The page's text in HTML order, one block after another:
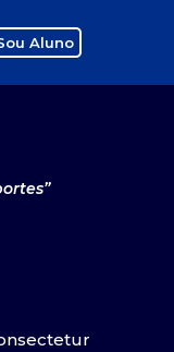
Aluno